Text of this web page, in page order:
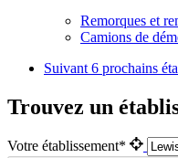
Remorques et
Camions de
Suivant 6 prochains
Trouvez un
Votre établissement*